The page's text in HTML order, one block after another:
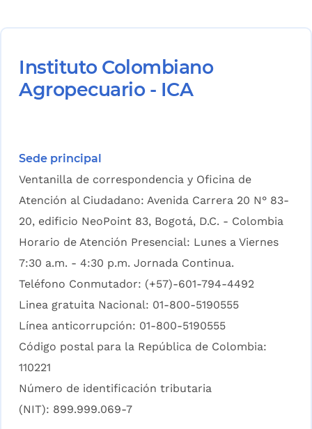
Instituto Colombiano
Agropecuario - ICA
Sede principal
Ventanilla de correspondencia y Oficina de
Atención al Ciudadano: Avenida Carrera 20 N° 83-
20, edificio NeoPoint 83, Bogotá, D.C. - Colombia
Horario de Atención Presencial: Lunes a Viernes
7:30 a.m. - 4:30 p.m. Jornada Continua.
Teléfono Conmutador: (+57)-601-794-4492
Linea gratuita Nacional: 01-800-5190555
Línea anticorrupción: 01-800-5190555
Código postal para la República de Colombia:
110221
Número de identificación tributaria
(NIT): 899.999.069-7